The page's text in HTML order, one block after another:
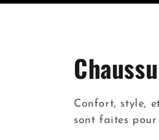
C
o
l
Confort, style,
sont faites